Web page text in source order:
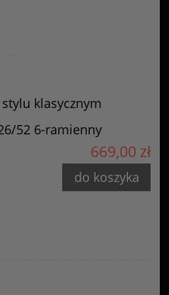
klasycznym
52 6-ramienny
669,00 zł
do koszyka